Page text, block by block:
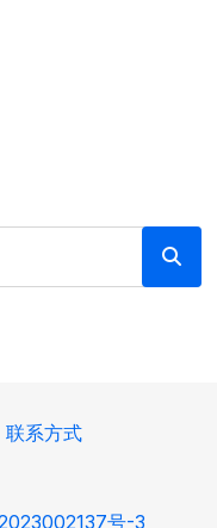
联系方式
号-3